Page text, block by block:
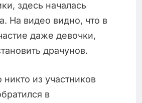
здесь началась
На видео видно, что в
даже девочки,
драчунов.
из участников
в